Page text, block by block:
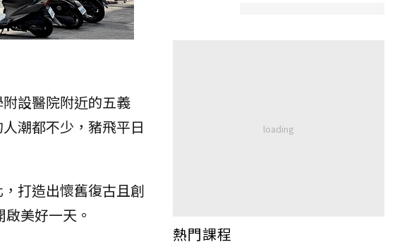
設醫院附近的五義
潮都不少，豬飛平日
打造出懷舊復古且創
啟美好一天。
熱門課程